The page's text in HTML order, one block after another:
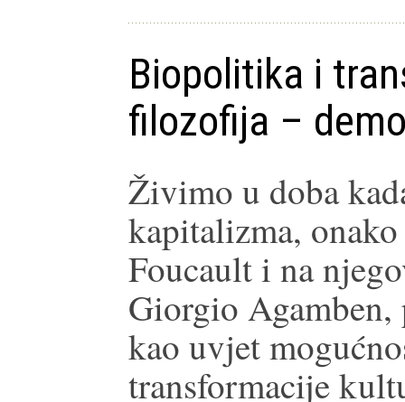
Biopolitika i
filozofija –
Živimo u doba
kapitalizma,
Foucault i na
Giorgio
kao uvjet
transformacije